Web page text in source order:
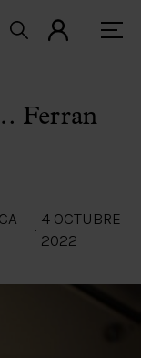
Ferran
·
4 OCTUBRE
2022